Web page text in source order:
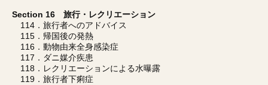
Section 16 旅行・レクリエーション
114．旅行者へのアドバイス
115．帰国後の発熱
116．動物由来全身感染症
117．ダニ媒介疾患
118．レクリエーションによる水曝露
119．旅行者下痢症